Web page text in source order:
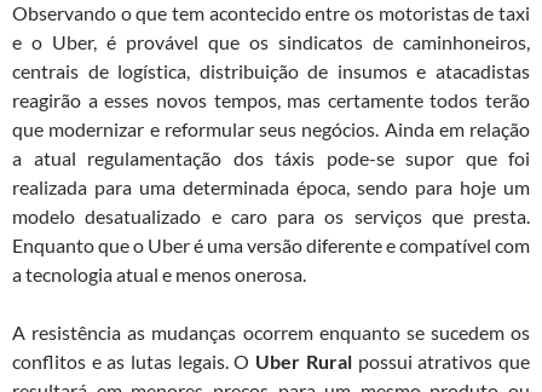
Observando o que tem acontecido entre os motoristas de taxi
e o Uber, é provável que os sindicatos de caminhoneiros,
centrais de logística, distribuição de insumos e atacadistas
reagirão a esses novos tempos, mas certamente todos terão
que modernizar e reformular seus negócios. Ainda em relação
a atual regulamentação dos táxis pode-se supor que foi
realizada para uma determinada época, sendo para hoje um
modelo desatualizado e caro para os serviços que presta.
Enquanto que o Uber é uma versão diferente e compatível com
a tecnologia atual e menos onerosa.
A resistência as mudanças ocorrem enquanto se sucedem os
conflitos e as lutas legais. O Uber Ruralpossui atrativos que